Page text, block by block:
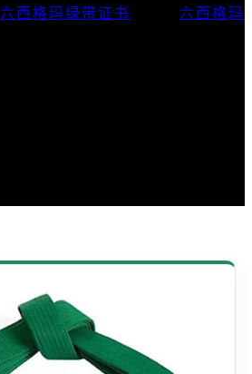
六西格玛绿带证书
六西格玛